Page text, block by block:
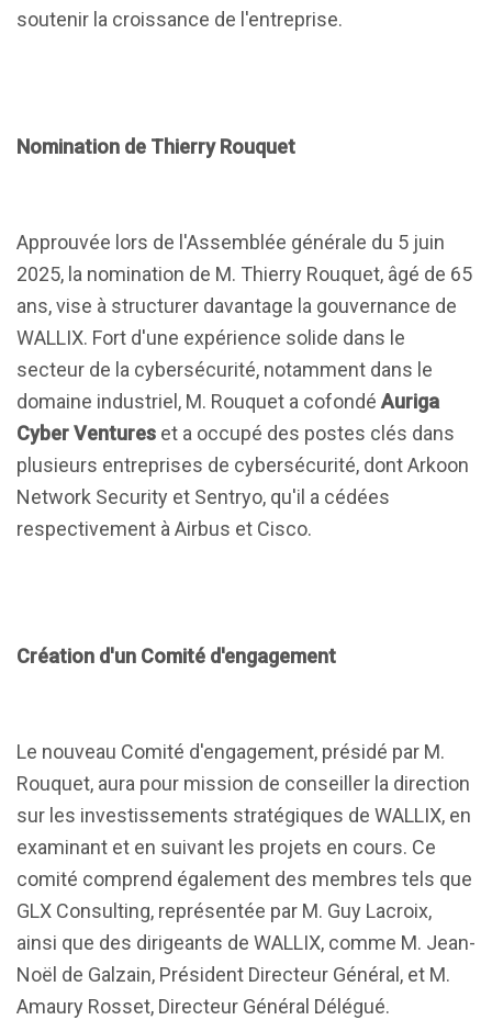
soutenir la croissance de l'entreprise.
Nomination de Thierry Rouquet
Approuvée lors de l'Assemblée générale du 5 juin
2025, la nomination de M. Thierry Rouquet, âgé de 65
ans, vise à structurer davantage la gouvernance de
WALLIX. Fort d'une expérience solide dans le
secteur de la cybersécurité, notamment dans le
domaine industriel, M. Rouquet a cofondé Auriga
Cyber Ventures et a occupé des postes clés dans
plusieurs entreprises de cybersécurité, dont Arkoon
Network Security et Sentryo, qu'il a cédées
respectivement à Airbus et Cisco.
Création d'un Comité d'engagement
Le nouveau Comité d'engagement, présidé par M.
Rouquet, aura pour mission de conseiller la direction
sur les investissements stratégiques de WALLIX, en
examinant et en suivant les projets en cours. Ce
comité comprend également des membres tels que
GLX Consulting, représentée par M. Guy Lacroix,
ainsi que des dirigeants de WALLIX, comme M. Jean-
Noël de Galzain, Président Directeur Général, et M.
Amaury Rosset, Directeur Général Délégué.